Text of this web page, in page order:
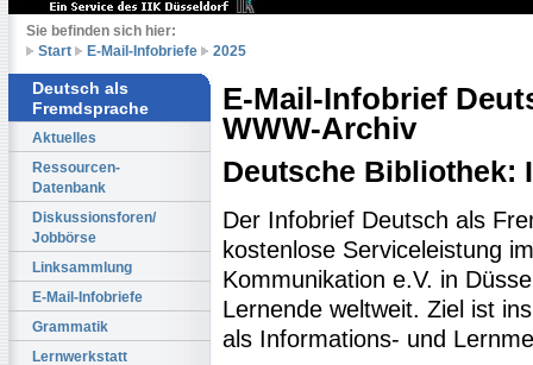
Sie befinden sich hier:
Start
E-Mail-Infobriefe 2025
Deutsch als
Fremdsprache
Aktuelles
Ressourcen-
Datenbank
Diskussionsforen/
Jobbörse
Linksammlung
E-Mail-Infobriefe
Grammatik
Lernwerkstatt
E-Mail-Infobrief
WWW-Archiv
Deutsche Bibliothek:
Der Infobrief Deutsch als
kostenlose Serviceleistung
Kommunikation e.V. in
Lernende weltweit. Ziel ist
als Informations- und